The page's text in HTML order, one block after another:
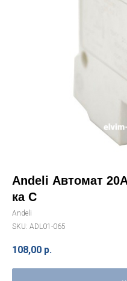
Andeli Автомат
ка С
Andeli
SKU: ADL01-065
108,00 р.